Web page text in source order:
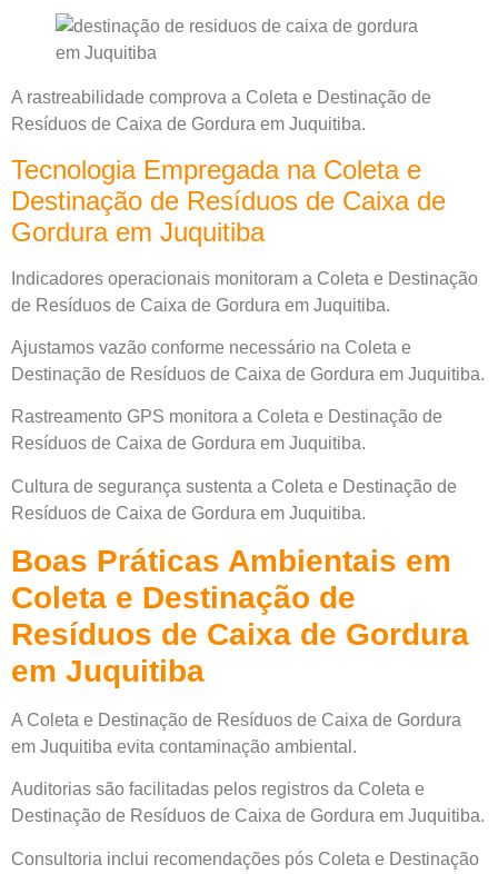
A rastreabilidade comprova a Coleta e Destinação de
Resíduos de Caixa de Gordura em Juquitiba.
Tecnologia Empregada na Coleta e
Destinação de Resíduos de Caixa de
Gordura em Juquitiba
Indicadores operacionais monitoram a Coleta e Destinação
de Resíduos de Caixa de Gordura em Juquitiba.
Ajustamos vazão conforme necessário na Coleta e
Destinação de Resíduos de Caixa de Gordura em Juquitiba.
Rastreamento GPS monitora a Coleta e Destinação de
Resíduos de Caixa de Gordura em Juquitiba.
Cultura de segurança sustenta a Coleta e Destinação de
Resíduos de Caixa de Gordura em Juquitiba.
Boas Práticas Ambientais em
Coleta e Destinação de
Resíduos de Caixa de Gordura
em Juquitiba
A Coleta e Destinação de Resíduos de Caixa de Gordura
em Juquitiba evita contaminação ambiental.
Auditorias são facilitadas pelos registros da Coleta e
Destinação de Resíduos de Caixa de Gordura em Juquitiba.
Consultoria inclui recomendações pós Coleta e Destinação